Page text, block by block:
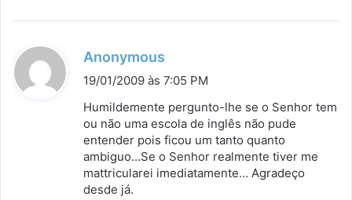
Anonymous
i
s
e
19/01/2009 às 7:05 PM
Humildemente pergunto-lhe se o Senhor tem
ou não uma escola de inglês não pude
entender pois ficou um tanto quanto
ambiguo…Se o Senhor realmente tiver me
mattricularei imediatamente… Agradeço
desde já.